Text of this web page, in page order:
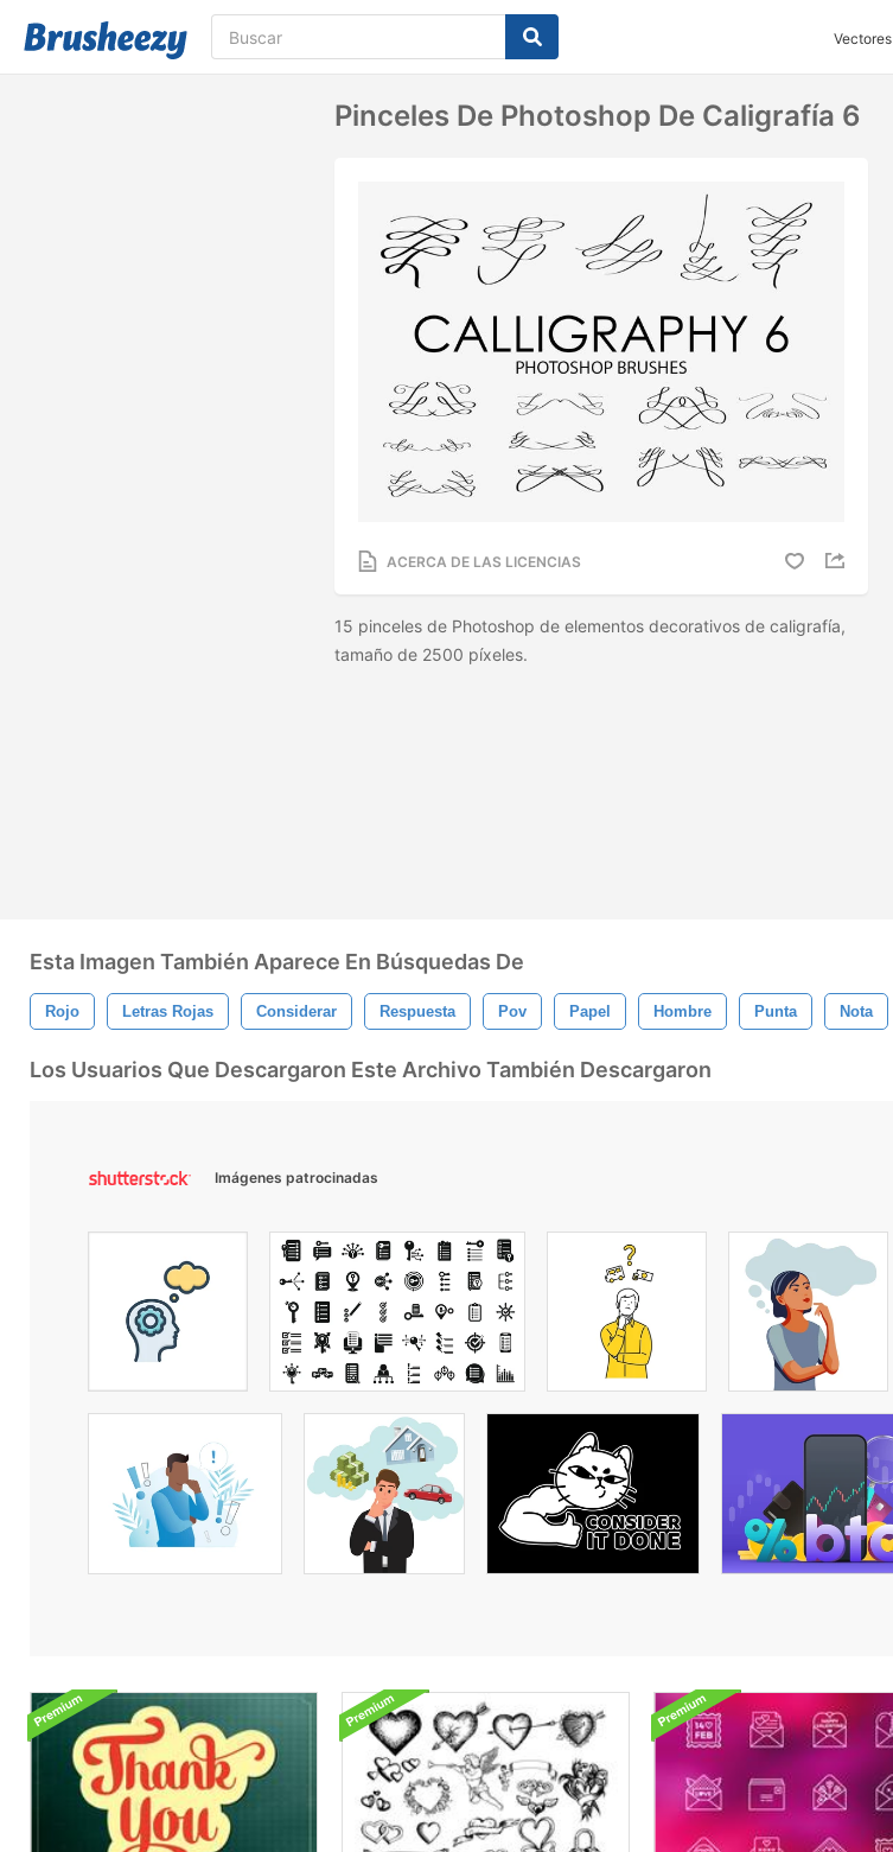
Vectores
Pinceles De Photoshop De Caligrafía 6
ACERCA DE LAS LICENCIAS
15 pinceles de Photoshop de elementos decorativos de caligrafía,
tamaño de 2500 píxeles.
Esta Imagen También Aparece En Búsquedas De
Rojo Letras Rojas Considerar Respuesta Pov Papel Hombre Punta Nota
Los Usuarios Que Descargaron Este Archivo También Descargaron
Imágenes patrocinadas